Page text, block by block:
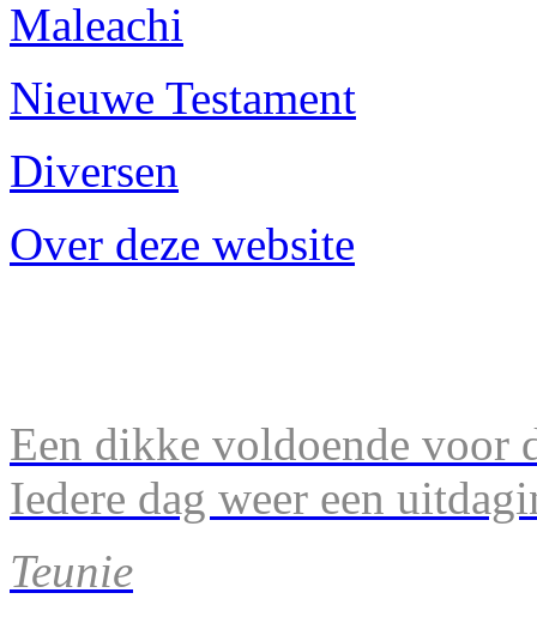
Maleachi
Nieuwe Testament
Diversen
Over deze website
Een dikke voldoende voor
Iedere dag weer een
Teunie